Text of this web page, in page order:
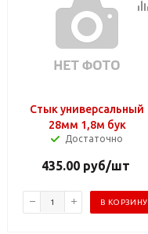
Стык универсальный
28мм 1,8м бук
Достаточно
435.00руб/шт
В КОРЗИНУ